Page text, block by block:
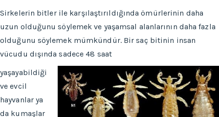
Sirkelerin bitler ile karşılaştırıldığında ömürlerinin daha
uzun olduğunu söylemek ve yaşamsal alanlarının daha fazla
olduğunu söylemek mümkündür. Bir saç bitinin insan
vücudu dışında sadece 48 saat
yaşayabildiği
ve evcil
hayvanlar ya
da kumaşlar